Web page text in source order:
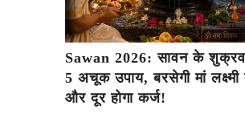
Sawan 2026: सावन के
5 अचूक उपाय, बरसेगी मां लक्ष्मी
और दूर होगा कर्ज!